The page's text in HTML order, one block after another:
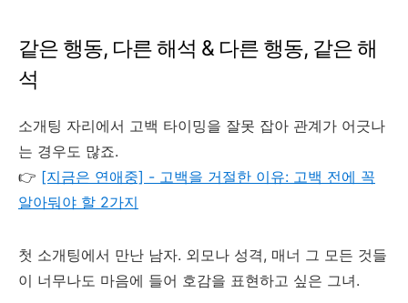
같은 행동, 다른 해석 & 다른 행동, 같은 해
석
소개팅 자리에서 고백 타이밍을 잘못 잡아 관계가 어긋나
는 경우도 많죠.
👉 [지금은 연애중] - 고백을 거절한 이유: 고백 전에 꼭
알아둬야 할 2가지
첫 소개팅에서 만난 남자. 외모나 성격, 매너 그 모든 것들
이 너무나도 마음에 들어 호감을 표현하고 싶은 그녀.